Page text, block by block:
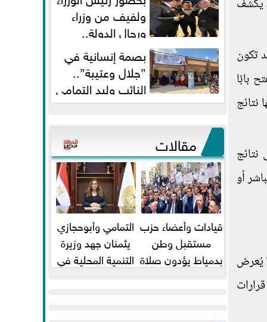
يكشف
تكون
بابًا
نتائج
أو
يُعرض
ولفيف من وزراء
ورجال الدولة..
النائبان وليد التمامي ومحمد...
بصمة إنسانية في
”جلال وعتيبة”..
النائب وليد التمامي
والبروفيسور جمال شيحة يداويان...
مقالات
قيادات وأعضاء حزب
مستقبل وطن
بدمياط يؤدون صلاة
التمامي وأبوحجازي
يثمنان جهد وزيرة
التنمية المحلية في